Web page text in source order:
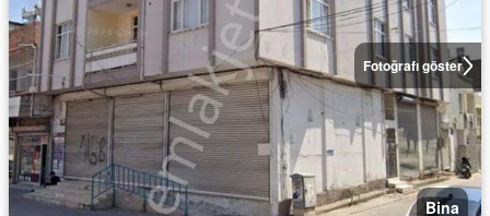
Fotoğrafı göster
Bina